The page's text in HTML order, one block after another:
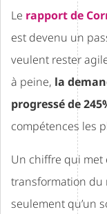
Le rapport de
est devenu un
veulent rester
à peine, la
progressé de
compétences les
Un chiffre qui met
transformation du
seulement qu’un